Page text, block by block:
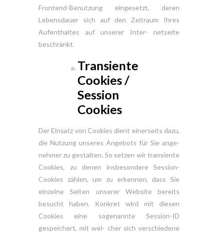
Frontend-Benutzung eingesetzt, deren
Lebensdauer sich auf den Zeitraum Ihres
Aufenthaltes auf unserer Inter- netseite
beschränkt.
Transiente
Cookies /
Session
Cookies
Der Einsatz von Cookies dient einerseits dazu,
die Nutzung unseres Angebots für Sie ange-
nehmer zu gestalten. So setzen wir transiente
Cookies, zu denen insbesondere Session-
Cookies zählen, um zu erkennen, dass Sie
einzelne Seiten unserer Website bereits
besucht haben. Konkret wird mit diesen
Cookies eine sogenannte Session-ID
gespeichert, mit wel- cher sich verschiedene